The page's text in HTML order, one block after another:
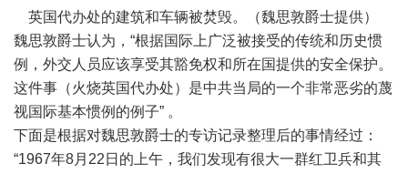
英国代办处的建筑和车辆被焚毁。（魏思敦爵士提供）
魏思敦爵士认为，“根据国际上广泛被接受的传统和历史惯
例，外交人员应该享受其豁免权和所在国提供的安全保护。
这件事（火烧英国代办处）是中共当局的一个非常恶劣的蔑
视国际基本惯例的例子” 。
下面是根据对魏思敦爵士的专访记录整理后的事情经过：
“1967年8月22日的上午，我们发现有很大一群红卫兵和其